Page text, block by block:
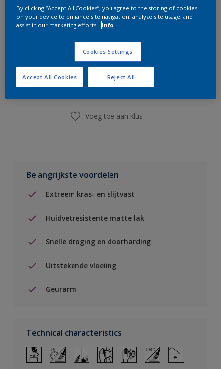
Boodschappenlijst
Vind een winkel
Voeg toe aan klus
Belangrijkste voordelen
Extreem kras- en slijtvast
Huidvetresistente matte lak
Snelle droging en doorharding
Uitstekende vloeiing
Geurarm
Technical characteristics
By clicking “Accept All Cookies”, you agree to the storing of cookies
on your device to enhance site navigation, analyze site usage, and
assist in our marketing efforts.
Info
Cookies Settings
Reject All
Accept All Cookies